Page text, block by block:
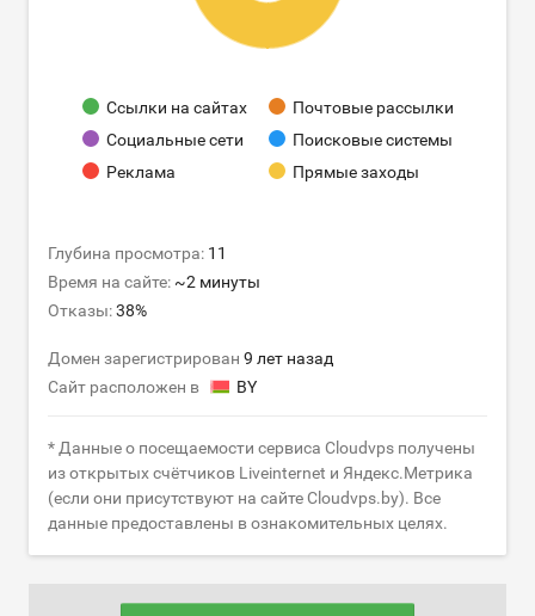
Ссылки на сайтах
Почтовые рассылки
Социальные сети
Поисковые системы
Реклама
Прямые заходы
Глубина просмотра: 11
Время на сайте: ~2 минуты
Отказы:38%
Домен зарегистрирован 9 лет назад
Сайт расположен в
BY
* Данные о посещаемости сервиса Cloudvps получены
из открытых счётчиков Liveinternet и Яндекс.Метрика
(если они присутствуют на сайте Cloudvps.by). Все
данные предоставлены в ознакомительных целях.